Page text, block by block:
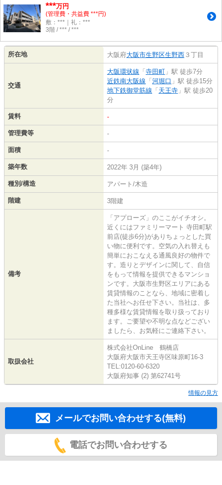
***万円
(管理費・共益費 ***円)
敷：***｜礼：***
3階 / *** / ***
所在地 大阪府大阪市生野区生野西 ３丁目
交通
大阪環状線 「 寺田町 」駅 徒歩7分
近鉄南大阪線 「 河堀口 」駅 徒歩15分
地下鉄御堂筋線 「 天王寺 」駅 徒歩20
分
賃料 -
管理費等 -
面積 -
築年数 2022年 3月 (築4年)
種別/構造 アパート/木造
階建 3階建
備考
「アプローズ」のここがイチオシ。
近くにはファミリーマート 寺田町駅
前店(徒歩6分)がありちょっとした買
い物に便利です。空気の入れ替えも
簡単におこなえる通風良好の物件で
す。造りとデザインに関して、自信
をもって情報を提供できるマンショ
ンです。大阪市生野区エリアにある
賃貸情報のことなら、地域に密着し
た当社へお任せ下さい。当社は、多
種多様な賃貸情報を取り扱っており
ます。ご要望や不明な点などござい
ましたら、お気軽にご連絡下さい。
取扱会社
株式会社OnLine 鶴橋店
大阪府大阪市天王寺区味原町16-3
TEL:0120-60-6320
大阪府知事 (2) 第62741号
情報の見方
メールでお問い合わせする(無料)
電話でお問い合わせする